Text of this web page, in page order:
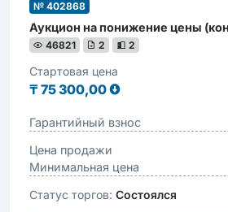
№ 402868
Аукцион на понижение цены
46821 2 2
Стартовая цена
₸ 75 300,00
Гарантийный взнос
Цена продажи
Минимальная цена
Статус торгов: Состоялся